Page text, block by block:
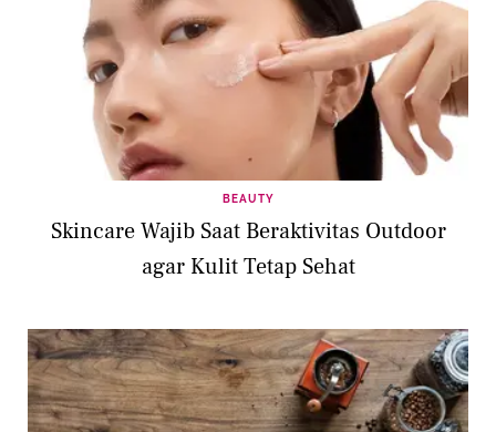
BEAUTY
Skincare Wajib Saat Beraktivitas Outdoor
agar Kulit Tetap Sehat